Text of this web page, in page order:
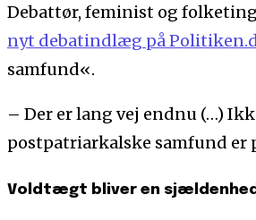
Debattør, feminist og
nyt debatindlæg på
samfund«.
– Der er lang vej endnu (…)
postpatriarkalske samfund er
Voldtægt bliver en sjældenhed